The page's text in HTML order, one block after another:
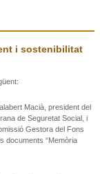
i sostenibilitat
Macià, president del
de Seguretat Social, i
Gestora del Fons
documents “Memòria